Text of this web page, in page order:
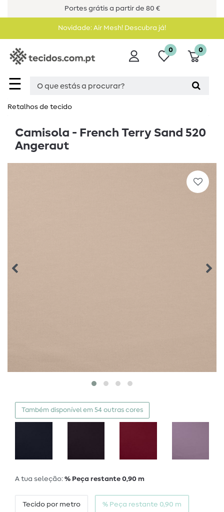
Portes grátis a partir de 80 €
Novidade: Air Mesh! Descubra já!
☰
0 0
Retalhos de tecido
Camisola - French Terry Sand 520
Angeraut
Também disponível em 54 outras cores
A tua seleção: % Peça restante 0,90 m
Tecido por metro % Peça restante 0,90 m